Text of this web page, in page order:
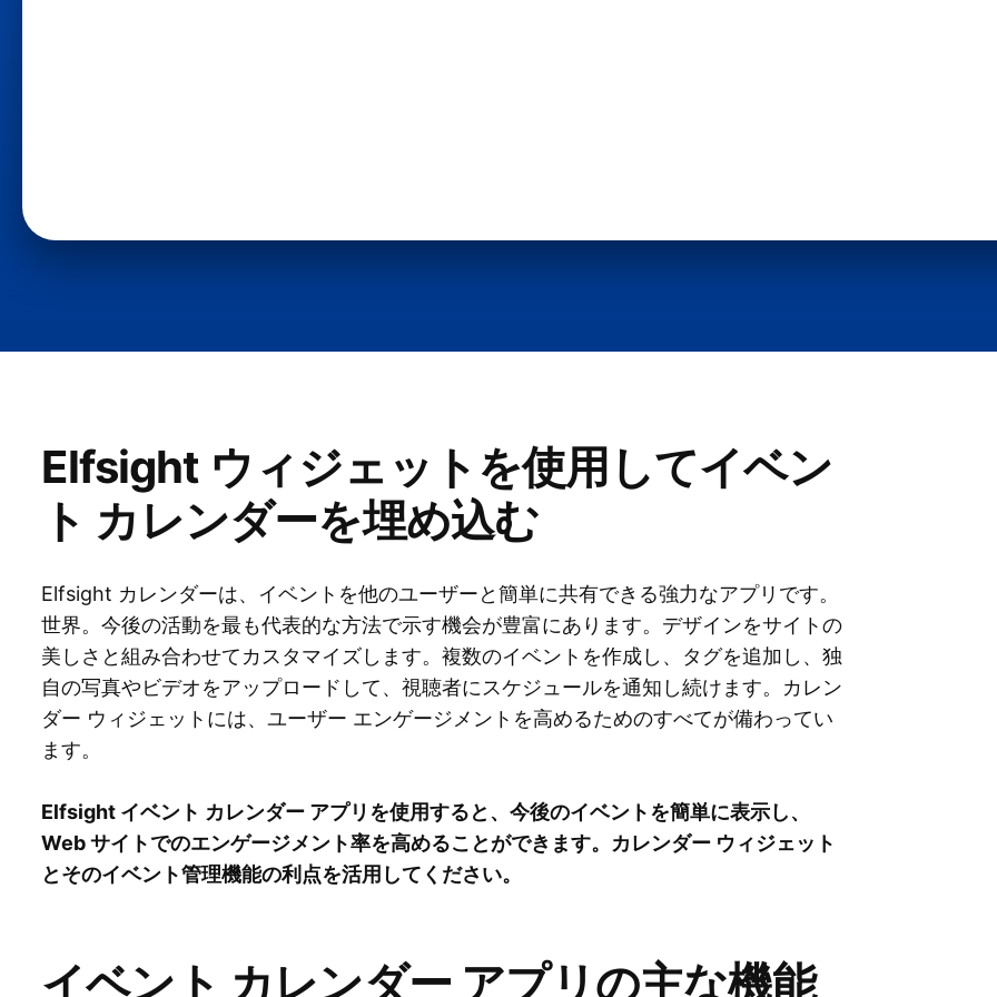
Elfsight ウィジェットを使用してイベン
ト カレンダーを埋め込む
Elfsight カレンダーは、イベントを他のユーザーと簡単に共有できる強力なアプリです。
世界。今後の活動を最も代表的な方法で示す機会が豊富にあります。デザインをサイトの
美しさと組み合わせてカスタマイズします。複数のイベントを作成し、タグを追加し、独
自の写真やビデオをアップロードして、視聴者にスケジュールを通知し続けます。カレン
ダー ウィジェットには、ユーザー エンゲージメントを高めるためのすべてが備わってい
ます。
Elfsight イベント カレンダー アプリを使用すると、今後のイベントを簡単に表示し、
Web サイトでのエンゲージメント率を高めることができます。カレンダー ウィジェット
とそのイベント管理機能の利点を活用してください。
イベント カレンダー アプリの主な機能